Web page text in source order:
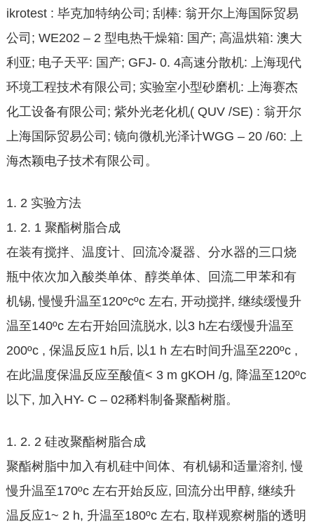
ikrotest : 毕克加特纳公司; 刮棒: 翁开尔上海国际贸易
公司; WE202 – 2 型电热干燥箱: 国产; 高温烘箱: 澳大
利亚; 电子天平: 国产; GFJ- 0. 4高速分散机: 上海现代
环境工程技术有限公司; 实验室小型砂磨机: 上海赛杰
化工设备有限公司; 紫外光老化机( QUV /SE) : 翁开尔
上海国际贸易公司; 镜向微机光泽计WGG – 20 /60: 上
海杰颖电子技术有限公司。
1. 2 实验方法
1. 2. 1 聚酯树脂合成
在装有搅拌、温度计、回流冷凝器、分水器的三口烧
瓶中依次加入酸类单体、醇类单体、回流二甲苯和有
机锡, 慢慢升温至120ºcºc 左右, 开动搅拌, 继续缓慢升
温至140ºc 左右开始回流脱水, 以3 h左右缓慢升温至
200ºc , 保温反应1 h后, 以1 h 左右时间升温至220ºc ,
在此温度保温反应至酸值< 3 m gKOH /g, 降温至120ºc
以下, 加入HY- C – 02稀料制备聚酯树脂。
1. 2. 2 硅改聚酯树脂合成
聚酯树脂中加入有机硅中间体、有机锡和适量溶剂, 慢
慢升温至170ºc 左右开始反应, 回流分出甲醇, 继续升
温反应1~ 2 h, 升温至180ºc 左右, 取样观察树脂的透明